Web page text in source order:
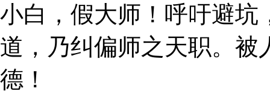
小白，假大师！呼吁避坑
道，乃纠偏师之天职。被
德！